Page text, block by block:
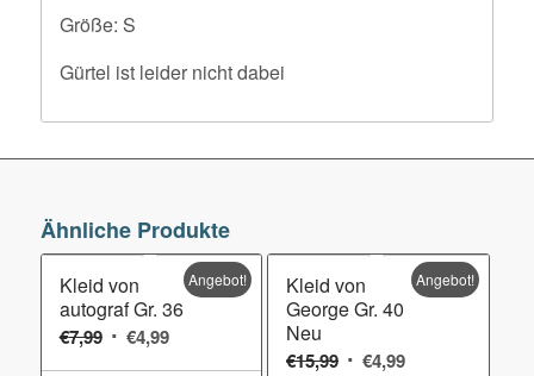
Größe: S
Gürtel ist leider nicht dabei
Ähnliche Produkte
Kleid von
autograf Gr. 36
€7,99 Ursprünglicher
€4,99Aktueller
Angebot!
Kleid von
George Gr. 40
Neu
€15,99 Ursprünglicher
€4,99Aktueller
Angebot!